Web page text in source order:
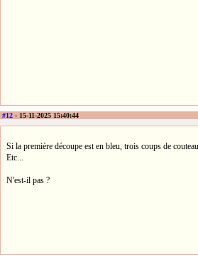
#12 - 15-11-2025 15:40:44
Si la première découpe est en bleu, trois coups de
Etc...
N'est-il pas ?